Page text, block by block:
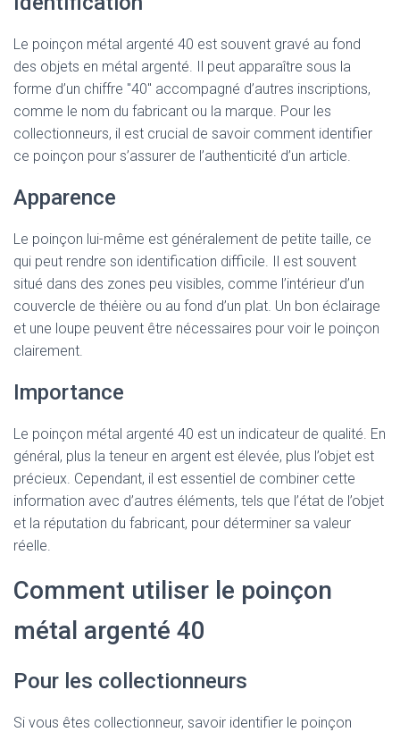
Le poinçon métal argenté 40 est souvent gravé au fond
des objets en métal argenté. Il peut apparaître sous la
forme d’un chiffre "40" accompagné d’autres inscriptions,
comme le nom du fabricant ou la marque. Pour les
collectionneurs, il est crucial de savoir comment identifier
ce poinçon pour s’assurer de l’authenticité d’un article.
Apparence
Le poinçon lui-même est généralement de petite taille, ce
qui peut rendre son identification difficile. Il est souvent
situé dans des zones peu visibles, comme l’intérieur d’un
couvercle de théière ou au fond d’un plat. Un bon éclairage
et une loupe peuvent être nécessaires pour voir le poinçon
clairement.
Importance
Le poinçon métal argenté 40 est un indicateur de qualité. En
général, plus la teneur en argent est élevée, plus l’objet est
précieux. Cependant, il est essentiel de combiner cette
information avec d’autres éléments, tels que l’état de l’objet
et la réputation du fabricant, pour déterminer sa valeur
réelle.
Comment utiliser le poinçon
métal argenté 40
Pour les collectionneurs
Si vous êtes collectionneur, savoir identifier le poinçon